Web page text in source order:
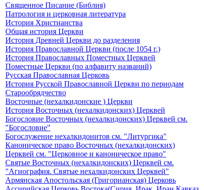
Священное Писание (Библия)
Патрология и церковная литература
История Христианства
Общая история Церкви
История Древней Церкви до разделения
История Православной Церкви (после 1054 г.)
История Православных Поместных Церквей
Поместные Церкви (по алфавиту названий)
Русская Православная Церковь
История Русской Православной Церкви по периодам
Старообрядчество
Восточные (нехалкидонские ) Церкви
История Восточных (нехалкидонских) Церквей
Богословие Восточных (нехалкидонских) Церквей см.
"Богословие"
Богослужение нехалкидонитов см. "Литургика"
Каноническое право Восточных (нехалкидонских)
Церквей см. "Церковное и каноническое право"
Святые Восточных (нехалкидонских) Церквей см.
"Агиография. Святые нехалкидонских Церквей"
Армянская Апостольская (Григорианская) Церковь